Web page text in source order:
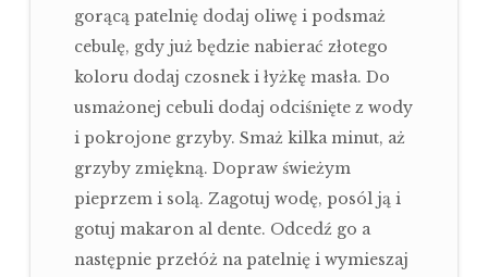
gorącą patelnię dodaj oliwę i podsmaż
cebulę, gdy już będzie nabierać złotego
koloru dodaj czosnek i łyżkę masła. Do
usmażonej cebuli dodaj odciśnięte z wody
i pokrojone grzyby. Smaż kilka minut, aż
grzyby zmiękną. Dopraw świeżym
pieprzem i solą. Zagotuj wodę, posól ją i
gotuj makaron al dente. Odcedź go a
następnie przełóż na patelnię i wymieszaj